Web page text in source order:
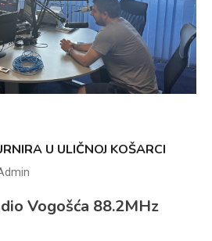
U ULIČNOJ KOŠARCI
Vogošća 88.2MHz